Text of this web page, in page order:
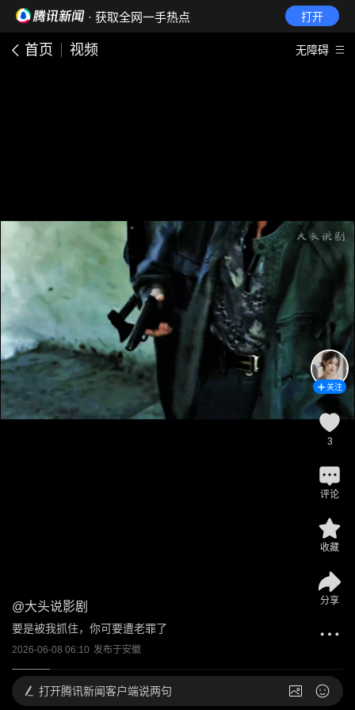
· 获取全网一手热点 打开
首页 视频 无障碍
@大头说影剧
要是被我抓住，你可要遭老罪了
2026-06-08 06:10 发布于安徽
关注
3
评论
收藏
分享
打开腾讯新闻客户端说两句